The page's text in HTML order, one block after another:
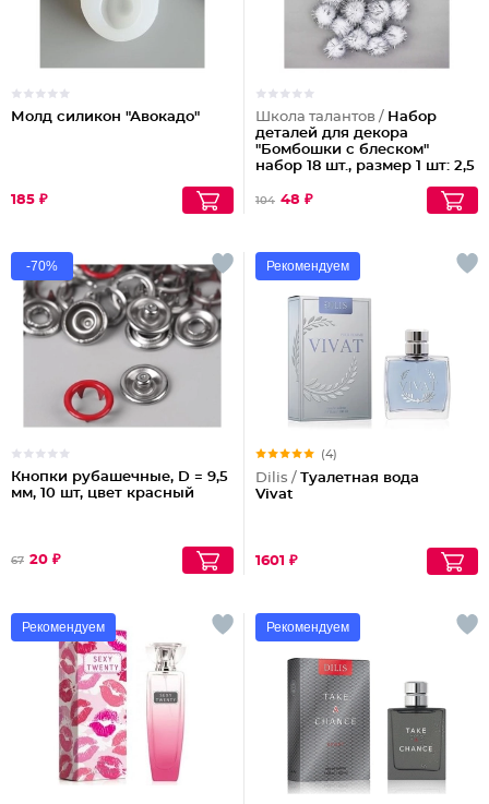
Молд силикон "Авокадо"
185 ₽
Школа талантов / Набор
деталей для декора
"Бомбошки с блеском"
набор 18 шт., размер 1 шт: 2,5
104 48 ₽
-70%
Кнопки рубашечные, D = 9,5
мм, 10 шт, цвет красный
67 20 ₽
Рекомендуем
(4)
Dilis / Туалетная вода
Vivat
1601 ₽
Рекомендуем Рекомендуем